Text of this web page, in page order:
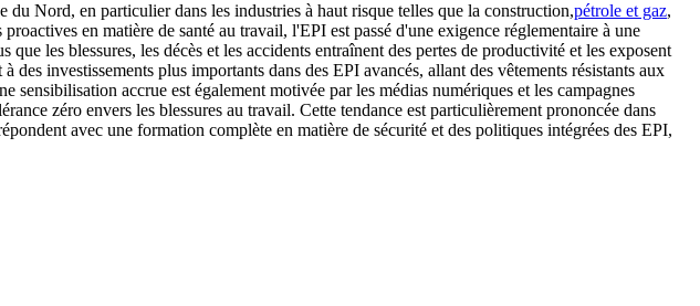
Nord, en particulier dans les industries à haut risque telles que la construction,pétrole et gaz,
en matière de santé au travail, l'EPI est passé d'une exigence réglementaire à une
les blessures, les décès et les accidents entraînent des pertes de productivité et les exposent
investissements plus importants dans des EPI avancés, allant des vêtements résistants aux
accrue est également motivée par les médias numériques et les campagnes
zéro envers les blessures au travail. Cette tendance est particulièrement prononcée dans
avec une formation complète en matière de sécurité et des politiques intégrées des EPI,